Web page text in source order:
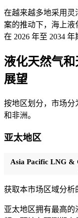
在越来越多地采用灵
案的推动下，海上液
在 2026 年至 2034
液化天然气
展望
按地区划分，市场分
和非洲。
亚太地区
Asia Pacific LNG &
获取本市场区域分析
亚太地区拥有最高